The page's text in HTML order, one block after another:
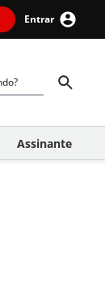
Entrar
Assinante